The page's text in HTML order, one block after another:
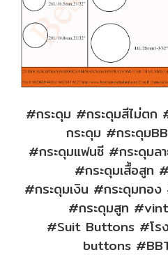
#กระดุม #กระดุมสีไม่ตก
กระดุม #กระดุม
#กระดุมแฟนซี #กระดุมล
#กระดุมเสื้อสูท
#กระดุมเงิน #กระดุมทอง
#กระดุมสูท
#Suit Buttons #โร
buttons